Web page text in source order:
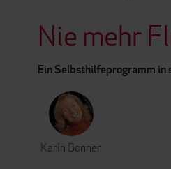
Nie mehr
Ein Selbsthilfeprogramm in
Karin Bonner